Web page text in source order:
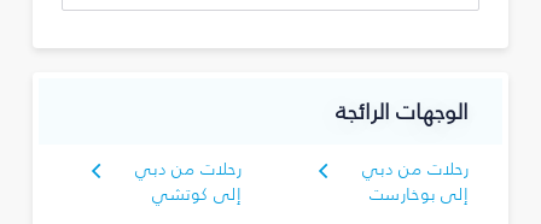
الوجهات الرائجة
رحلات من دبي
إلى بوخارست
رحلات من دبي
إلى كوتشي